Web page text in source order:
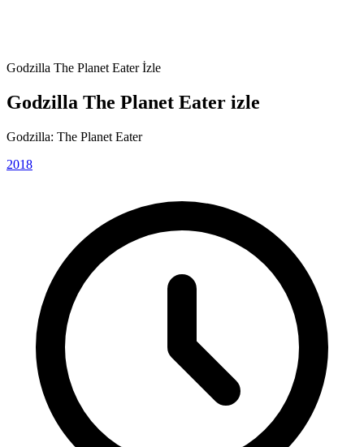
Godzilla The Planet Eater İzle
Godzilla The Planet Eater izle
Godzilla: The Planet Eater
2018